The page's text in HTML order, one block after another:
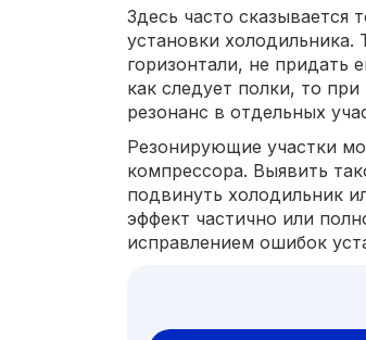
Здесь часто сказывается
установки холодильника.
горизонтали, не придать
как следует полки, то
резонанс в отдельных
Резонирующие участки
компрессора. Выявить
подвинуть холодильник
эффект частично или
исправлением ошибок